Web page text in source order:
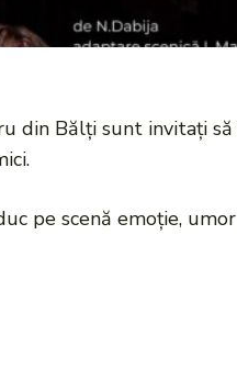
din Bălți sunt invitați
pe scenă emoție,